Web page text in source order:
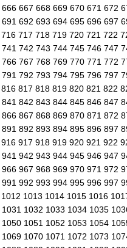
666 667 668 669 670 671 672
691 692 693 694 695 696 697
716 717 718 719 720 721 722
741 742 743 744 745 746 747
766 767 768 769 770 771 772
791 792 793 794 795 796 797
816 817 818 819 820 821 822
841 842 843 844 845 846 847
866 867 868 869 870 871 872
891 892 893 894 895 896 897
916 917 918 919 920 921 922
941 942 943 944 945 946 947
966 967 968 969 970 971 972
991 992 993 994 995 996 997
1012 1013 1014 1015 1016
1031 1032 1033 1034 1035
1050 1051 1052 1053 1054
1069 1070 1071 1072 1073